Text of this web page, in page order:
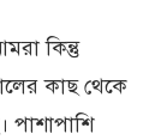
কিন্তু
কাছ থেকে
পাশাপাশি